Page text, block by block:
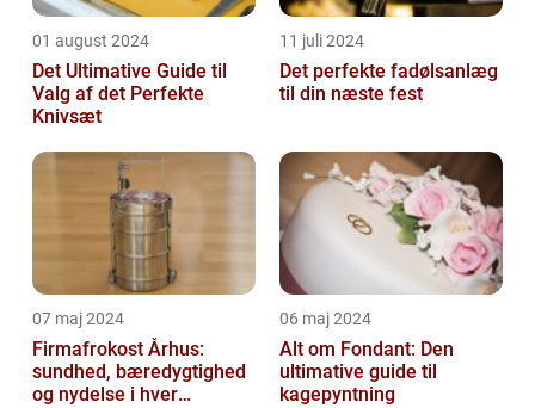
01 august 2024
Det Ultimative Guide til
Valg af det Perfekte
Knivsæt
11 juli 2024
Det perfekte fadølsanlæg
til din næste fest
07 maj 2024
Firmafrokost Århus:
sundhed, bæredygtighed
og nydelse i hver
06 maj 2024
Alt om Fondant: Den
ultimative guide til
kagepyntning